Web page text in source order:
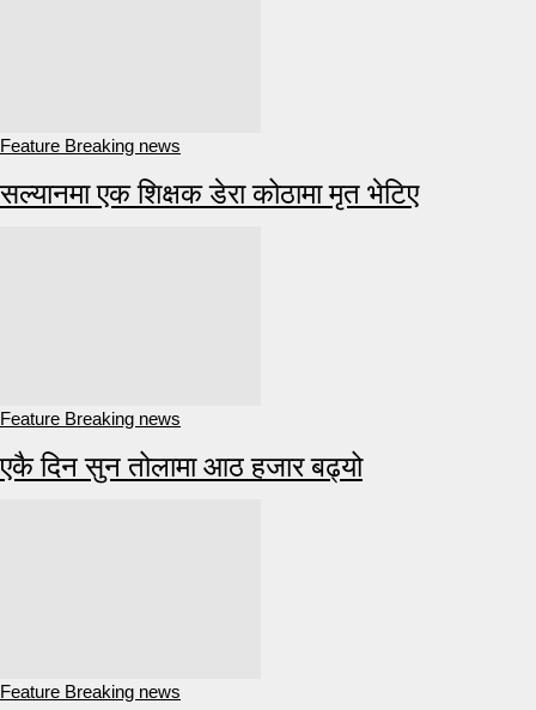
Feature Breaking news
सल्यानमा एक शिक्षक डेरा कोठामा मृत भेटिए
Feature Breaking news
एकै दिन सुन तोलामा आठ हजार बढ्यो
Feature Breaking news